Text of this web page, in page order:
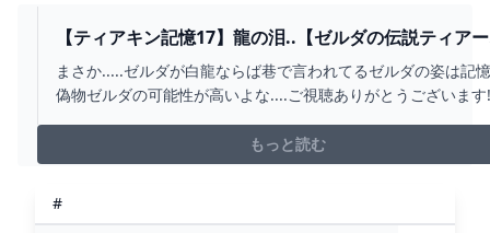
【ティアキン記憶17】龍の泪..【ゼルダの伝説ティア
オブザキングダム】【ティアーズオブザキングダム】
ィアキン記憶】 - YOUTUBE
まさか.....ゼルダが白龍ならば巷で言われてるゼルダの姿は記
偽物ゼルダの可能性が高いよな....ご視聴ありがとうございま
https://www.youtube.com/channel/
感想や意見、リクエストなどのコメントじゃんじゃん...
もっと読む
#